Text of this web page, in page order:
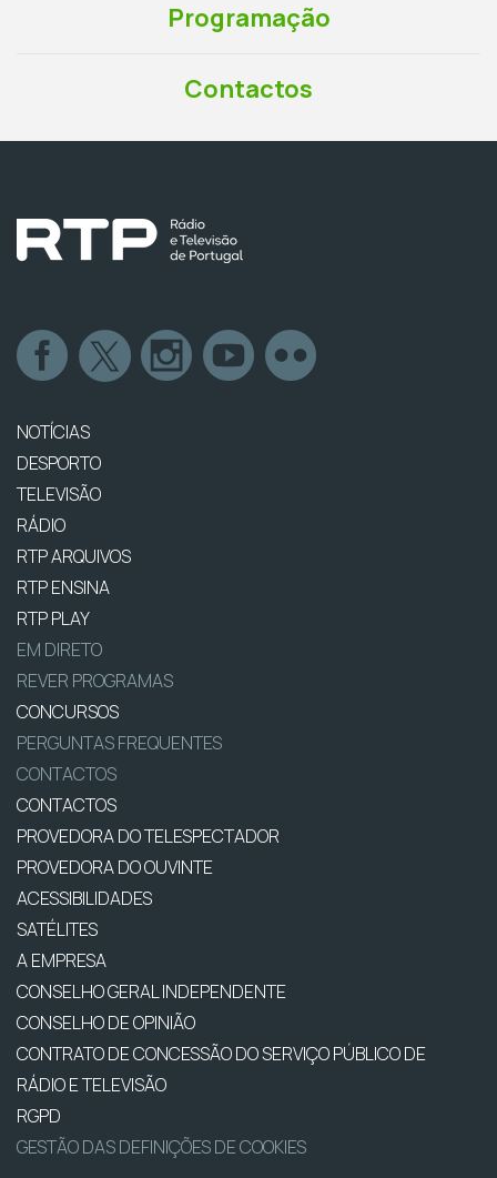
Programação
Contactos
NOTÍCIAS
DESPORTO
TELEVISÃO
RÁDIO
RTP ARQUIVOS
RTP ENSINA
RTP PLAY
EM DIRETO
REVER PROGRAMAS
CONCURSOS
PERGUNTAS FREQUENTES
CONTACTOS
CONTACTOS
PROVEDORA DO TELESPECTADOR
PROVEDORA DO OUVINTE
ACESSIBILIDADES
SATÉLITES
A EMPRESA
CONSELHO GERAL INDEPENDENTE
CONSELHO DE OPINIÃO
CONTRATO DE CONCESSÃO DO SERVIÇO PÚBLICO DE
RÁDIO E TELEVISÃO
RGPD
GESTÃO DAS DEFINIÇÕES DE COOKIES